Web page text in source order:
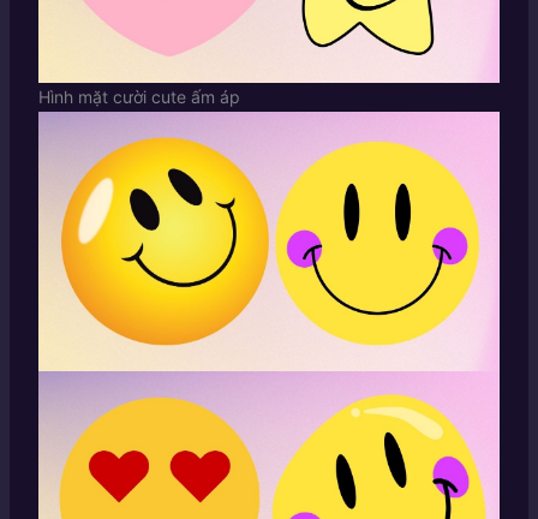
Hình mặt cười cute ấm áp